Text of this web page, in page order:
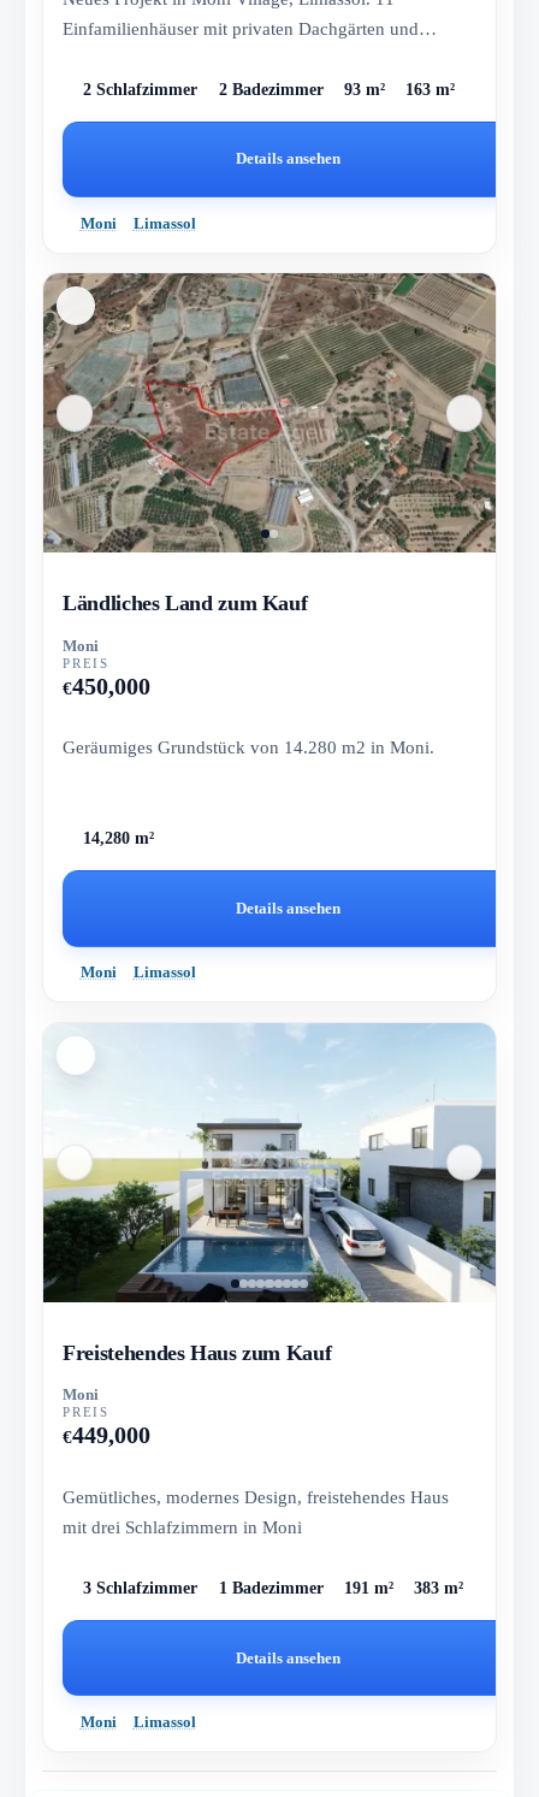
Einfamilienhäuser mit privaten Dachgärten und
2 Schlafzimmer 2 Badezimmer 93 m² 163 m²
Details ansehen
Moni Limassol
Ländliches Land zum Kauf
Moni
PREIS
€450,000
Geräumiges Grundstück von 14.280 m2 in Moni.
14,280 m²
Details ansehen
Moni Limassol
Freistehendes Haus zum Kauf
Moni
PREIS
€449,000
Gemütliches, modernes Design, freistehendes Haus
mit drei Schlafzimmern in Moni
3 Schlafzimmer 1 Badezimmer 191 m² 383 m²
Details ansehen
Moni Limassol